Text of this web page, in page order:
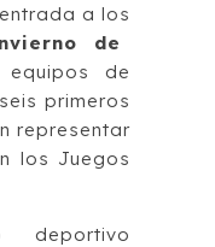
a los
de
de
primeros
representar
los Juegos